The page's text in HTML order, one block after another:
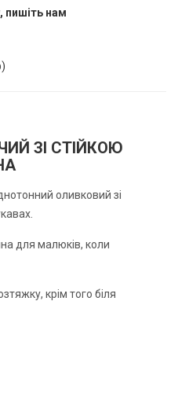
пишіть нам
ЗІ СТІЙКОЮ
оливковий зі
для малюків, коли
крім того біля